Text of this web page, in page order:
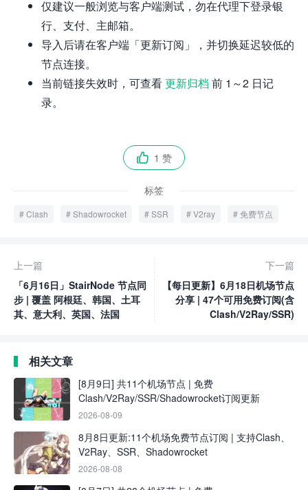
仅建议一般浏览与客户端测试，勿在代理下登录银
行、支付、主邮箱。
导入后请在客户端「更新订阅」，并切换延迟较低的
节点连接。
当前链接失效时，可查看更新归档 前 1～2 日记
录。
 1 赞
标签
Clash Shadowrocket SSR V2ray 免费节点
上一篇
「6月16日」StairNode 节点同
步 | 覆盖 阿根廷、韩国、土耳
其、意大利、英国、法国
下一篇
【每日更新】6月18日机场节点
分享 | 47个可用免费订阅(含
Clash/V2Ray/SSR)
相关文章
[8月9日] 共11个机场节点 | 免费
Clash/V2Ray/SSR/Shadowrocket订阅更新
2026-08-09
8月8日更新:11个机场免费节点订阅 | 支持Clash、
V2Ray、SSR、Shadowrocket
2026-08-08